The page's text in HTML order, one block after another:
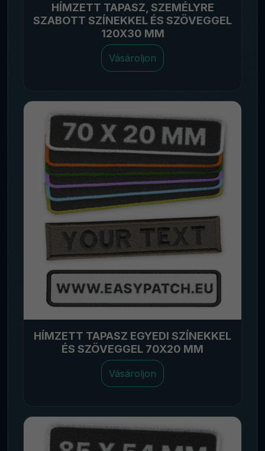
HÍMZETT TAPASZ, SZEMÉLYRE
SZABOTT SZÍNEKKEL ÉS SZÖVEGGEL
120X30 MM
Vásároljon
HÍMZETT TAPASZ EGYEDI SZÍNEKKEL
ÉS SZÖVEGGEL 70X20 MM
Vásároljon